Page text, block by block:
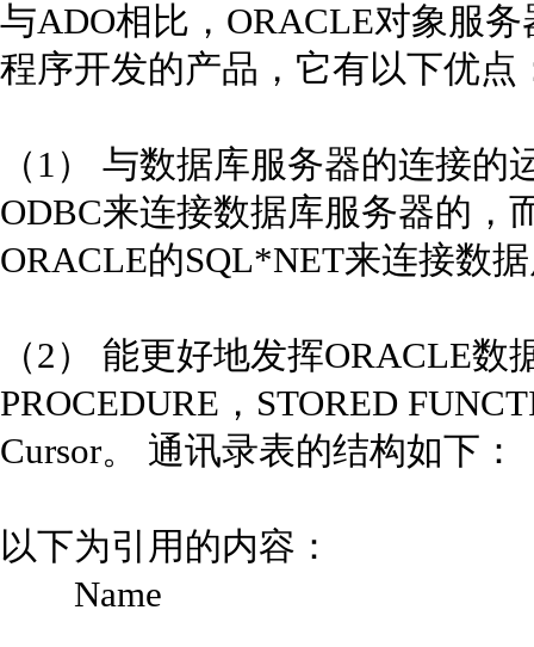
与ADO相比，ORACLE对象服
程序开发的产品，它有以下优点
（1） 与数据库服务器的连接
ODBC来连接数据库服务器的，
ORACLE的SQL*NET来连接数
（2） 能更好地发挥ORACLE
PROCEDURE，STORED
Cursor。 通讯录表的结构如下：
以下为引用的内容：
Name